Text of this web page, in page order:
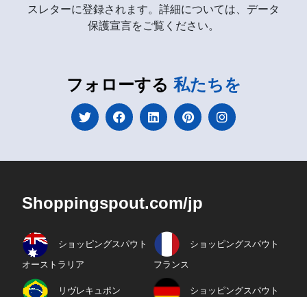
スレターに登録されます。詳細については、データ
保護宣言をご覧ください。
フォローする 私たちを
Shoppingspout.com/jp
ショッピングスパウト
オーストラリア
ショッピングスパウト
フランス
リヴレキュポン ショッピングスパウト